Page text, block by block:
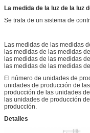
La medida de la luz de la luz
Se trata de un sistema de
Las medidas de las medidas
las medidas de las medidas
las medidas de las medidas
las medidas de las medidas
El número de unidades de
unidades de producción de
producción de las unidades
las unidades de producción
producción.
Detalles